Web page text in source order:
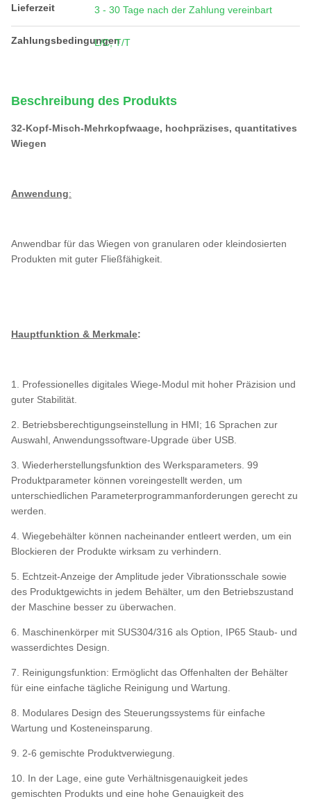
Lieferzeit 3 - 30 Tage nach der Zahlung vereinbart
Zahlungsbedingungen
L/C, T/T
Beschreibung des Produkts
32-Kopf-Misch-Mehrkopfwaage, hochpräzises, quantitatives
Wiegen
Anwendung:
Anwendbar für das Wiegen von granularen oder kleindosierten
Produkten mit guter Fließfähigkeit.
Hauptfunktion & Merkmale:
1. Professionelles digitales Wiege-Modul mit hoher Präzision und
guter Stabilität.
2. Betriebsberechtigungseinstellung in HMI; 16 Sprachen zur
Auswahl, Anwendungssoftware-Upgrade über USB.
3. Wiederherstellungsfunktion des Werksparameters. 99
Produktparameter können voreingestellt werden, um
unterschiedlichen Parameterprogrammanforderungen gerecht zu
werden.
4. Wiegebehälter können nacheinander entleert werden, um ein
Blockieren der Produkte wirksam zu verhindern.
5. Echtzeit-Anzeige der Amplitude jeder Vibrationsschale sowie
des Produktgewichts in jedem Behälter, um den Betriebszustand
der Maschine besser zu überwachen.
6. Maschinenkörper mit SUS304/316 als Option, IP65 Staub- und
wasserdichtes Design.
7. Reinigungsfunktion: Ermöglicht das Offenhalten der Behälter
für eine einfache tägliche Reinigung und Wartung.
8. Modulares Design des Steuerungssystems für einfache
Wartung und Kosteneinsparung.
9. 2-6 gemischte Produktverwiegung.
10. In der Lage, eine gute Verhältnisgenauigkeit jedes
gemischten Produkts und eine hohe Genauigkeit des